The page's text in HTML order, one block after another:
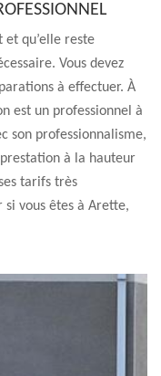
et qu’elle reste
Vous devez
à effectuer. À
est un professionnel à
son professionnalisme,
à la hauteur
tarifs très
si vous êtes à Arette,